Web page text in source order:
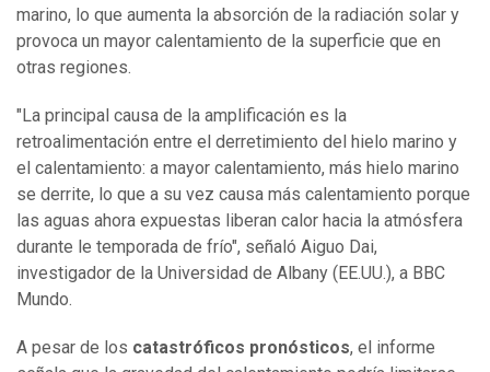
marino, lo que aumenta la absorción de la radiación solar y
provoca un mayor calentamiento de la superficie que en
otras regiones.
"La principal causa de la amplificación es la
retroalimentación entre el derretimiento del hielo marino y
el calentamiento: a mayor calentamiento, más hielo marino
se derrite, lo que a su vez causa más calentamiento porque
las aguas ahora expuestas liberan calor hacia la atmósfera
durante le temporada de frío", señaló Aiguo Dai,
investigador de la Universidad de Albany (EE.UU.), a BBC
Mundo.
A pesar de los catastróficos pronósticos, el informe